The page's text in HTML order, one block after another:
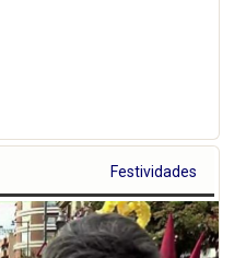
Festividades